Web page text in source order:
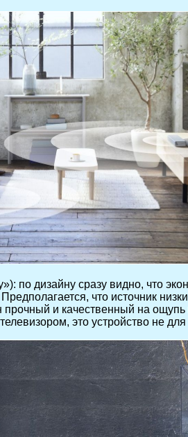
по дизайну сразу видно, что
что источник
и качественный на
это устройство не для